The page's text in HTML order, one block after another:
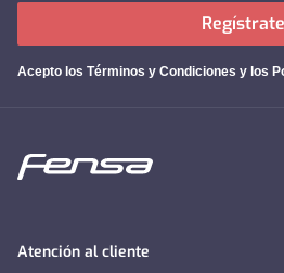
Acepto los Términos y Condiciones y los
Regístrate
Atención al cliente